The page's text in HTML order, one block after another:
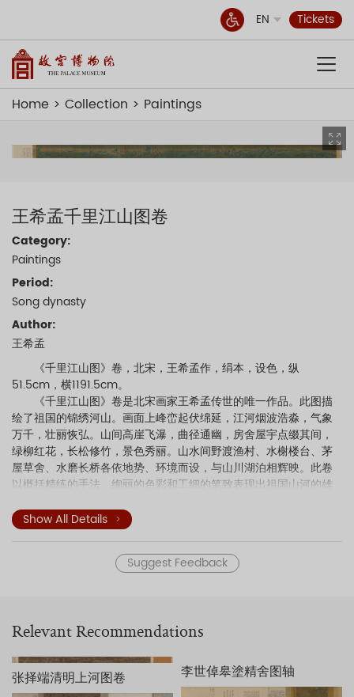
EN Tickets
Home Collection Paintings
王希孟千里江山图卷
Category:
Paintings
Period:
Song dynasty
Author:
王希孟
《千里江山图》卷，北宋，王希孟作，绢本，设色，纵
51.5cm，横1191.5cm。
《千里江山图》卷是北宋画家王希孟传世的唯一作品。此图描
绘了祖国的锦绣河山。画面上峰峦起伏绵延，江河烟波浩淼，气象
万千，壮丽恢弘。山间高崖飞瀑，曲径通幽，房舍屋宇点缀其间，
绿柳红花，长松修竹，景色秀丽。山水间野渡渔村、水榭楼台、茅
屋草舍、水磨长桥各依地势、环境而设，与山川湖泊相辉映。此卷
以概括精练的手法、绚丽的色彩和工细的笔致表现出祖国山河的雄
画家在构图上充分利用传统的长卷形式所具有的多点透视之特
点，在十余米的巨幅长卷中将景物大致分为六部分，每部分均以山
体为主要表现对象，各部分之间或以长桥相连，或以流水沟通，使
各段山水既相对独立，又相互关联，巧妙地连成一体，达到了步移
石青、石绿等矿物质为主要颜料，敷色夸张，具有一定的装饰性，
种，在隋唐时期如展子虔、李思训、李昭道等许多画家均擅长青绿
山水画。纵观宋代画坛，虽然也有一些画家用此法创作，但从目前
Show All Details
Suggest Feedback
Relevant Recommendations
张择端清明上河图卷 李世倬皋塗精舍图轴